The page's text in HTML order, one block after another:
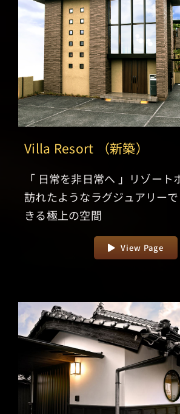
Villa Resort （新築）
「 日常を非日常へ 」リゾー
訪れたようなラグジュアリー
きる極上の空間
View Page